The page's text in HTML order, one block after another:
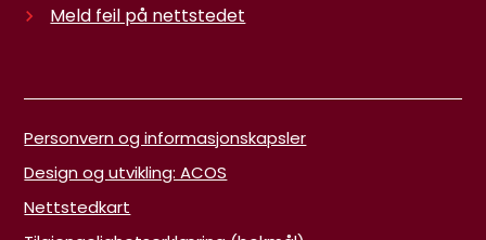
Meld feil på nettstedet
Personvern og informasjonskapsler
Design og utvikling: ACOS
Nettstedkart